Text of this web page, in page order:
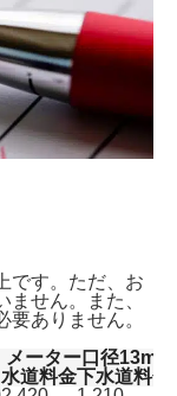
す。ただ、 お
せん。
また、
ありません。
メーター口径13mm
水道料金下水道料金